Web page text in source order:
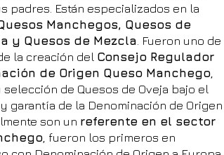
padres. Están especializados en la
Manchegos, Quesos de
y Quesos de Mezcla. Fueron uno de
la creación del Consejo Regulador
de Origen Queso Manchego,
de Quesos de Oveja bajo el
garantía de la Denominación de Origen
son un referente en el sector
, fueron los primeros en